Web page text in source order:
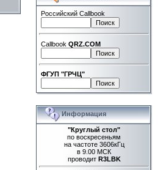
Российский Callbook
Callbook QRZ.COM
ФГУП "ГРЧЦ"
Информация
"Круглый стол"
по воскресеньям
на частоте 3606кГц
в 9.00 МСК
проводит R3LBK